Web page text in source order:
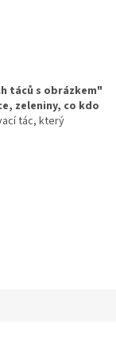
táců s obrázkem"
zeleniny, co kdo
tác, který